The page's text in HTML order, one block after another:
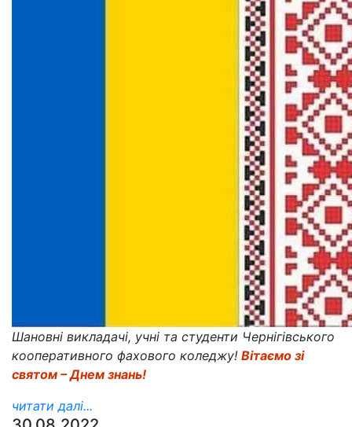
Шановні викладачі, учні та студенти Чернігівського
кооперативного фахового коледжу! Вітаємо зі
святом – Днем знань!
читати далі...